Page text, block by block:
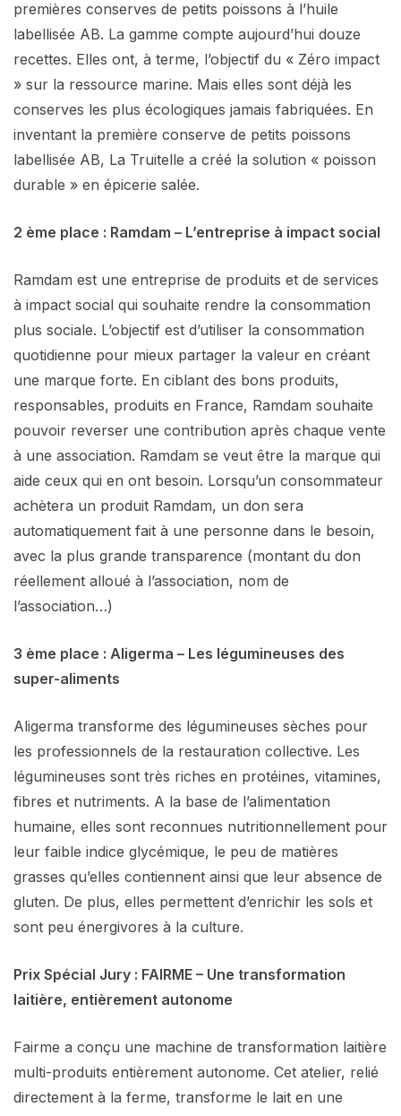
premières conserves de petits poissons à l’huile
labellisée AB. La gamme compte aujourd’hui douze
recettes. Elles ont, à terme, l’objectif du « Zéro impact
» sur la ressource marine. Mais elles sont déjà les
conserves les plus écologiques jamais fabriquées. En
inventant la première conserve de petits poissons
labellisée AB, La Truitelle a créé la solution « poisson
durable » en épicerie salée.
2 ème place : Ramdam – L’entreprise à impact social
Ramdam est une entreprise de produits et de services
à impact social qui souhaite rendre la consommation
plus sociale. L’objectif est d’utiliser la consommation
quotidienne pour mieux partager la valeur en créant
une marque forte. En ciblant des bons produits,
responsables, produits en France, Ramdam souhaite
pouvoir reverser une contribution après chaque vente
à une association. Ramdam se veut être la marque qui
aide ceux qui en ont besoin. Lorsqu’un consommateur
achètera un produit Ramdam, un don sera
automatiquement fait à une personne dans le besoin,
avec la plus grande transparence (montant du don
réellement alloué à l’association, nom de
l’association…)
3 ème place : Aligerma – Les légumineuses des
super-aliments
Aligerma transforme des légumineuses sèches pour
les professionnels de la restauration collective. Les
légumineuses sont très riches en protéines, vitamines,
fibres et nutriments. A la base de l’alimentation
humaine, elles sont reconnues nutritionnellement pour
leur faible indice glycémique, le peu de matières
grasses qu’elles contiennent ainsi que leur absence de
gluten. De plus, elles permettent d’enrichir les sols et
sont peu énergivores à la culture.
Prix Spécial Jury : FAIRME – Une transformation
laitière, entièrement autonome
Fairme a conçu une machine de transformation laitière
multi-produits entièrement autonome. Cet atelier, relié
directement à la ferme, transforme le lait en une